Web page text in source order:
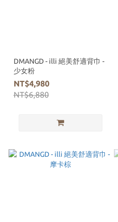
DMANGD - illi 絕美舒適背巾 -
少女粉
NT$4,980
NT$6,880